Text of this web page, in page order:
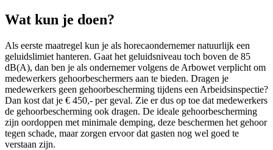
Wat kun je doen?
Als eerste maatregel kun je als horecaondernemer natuurlijk een
geluidslimiet hanteren. Gaat het geluidsniveau toch boven de 85
dB(A), dan ben je als ondernemer volgens de Arbowet verplicht om
medewerkers gehoorbeschermers aan te bieden. Dragen je
medewerkers geen gehoorbescherming tijdens een Arbeidsinspectie?
Dan kost dat je € 450,- per geval. Zie er dus op toe dat medewerkers
de gehoorbescherming ook dragen. De ideale gehoorbescherming
zijn oordoppen met minimale demping, deze beschermen het gehoor
tegen schade, maar zorgen ervoor dat gasten nog wel goed te
verstaan zijn.